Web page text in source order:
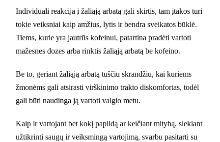
Individuali reakcija į žaliąją arbatą gali skirtis, tam įtakos turi
tokie veiksniai kaip amžius, lytis ir bendra sveikatos būklė.
Tiems, kurie yra jautrūs kofeinui, patartina pradėti vartoti
mažesnes dozes arba rinktis žaliąją arbatą be kofeino.
Be to, geriant žaliąją arbatą tuščiu skrandžiu, kai kuriems
žmonėms gali atsirasti virškinimo trakto diskomfortas, todėl
gali būti naudinga ją vartoti valgio metu.
Kaip ir vartojant bet kokį papildą ar keičiant mitybą, siekiant
užtikrinti saugų ir veiksmingą vartojimą, svarbu pasitarti su